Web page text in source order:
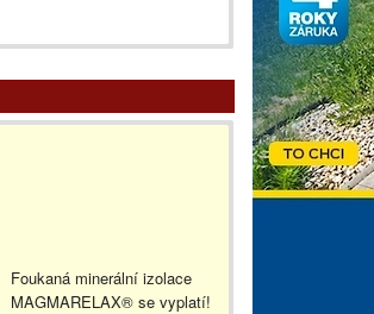
Foukaná minerální izolace
MAGMARELAX® se vyplatí!